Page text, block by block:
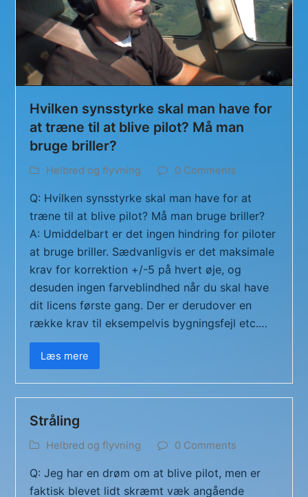
Hvilken synsstyrke skal man have for
at træne til at blive pilot? Må man
bruge briller?
Helbred og flyvning 0 Comments
Q: Hvilken synsstyrke skal man have for at
træne til at blive pilot? Må man bruge briller?
A: Umiddelbart er det ingen hindring for piloter
at bruge briller. Sædvanligvis er det maksimale
krav for korrektion +/-5 på hvert øje, og
desuden ingen farveblindhed når du skal have
dit licens første gang. Der er derudover en
række krav til eksempelvis bygningsfejl etc.…
Læs mere
Stråling
Helbred og flyvning 0 Comments
Q: Jeg har en drøm om at blive pilot, men er
faktisk blevet lidt skræmt væk angående